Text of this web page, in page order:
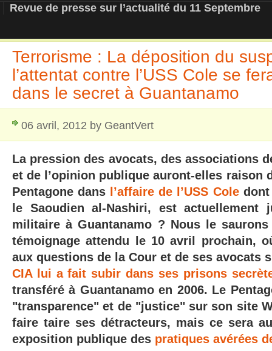
REOPEN911 – NEWS
Revue de presse sur l’actualité du 11 Septembre
Terrorisme : La déposition du
l’attentat contre l’USS Cole se
dans le secret à Guantanamo
06 avril, 2012 by GeantVert
La pression des avocats, des associations
et de l’opinion publique auront-elles raison
Pentagone dans
l’affaire de l’USS Coledont
le Saoudien al-Nashiri, est
militaire à Guantanamo ? Nous le
témoignage attendu le 10 avril prochain,
aux questions de la Cour et de ses avocats
CIA lui a fait subir dans ses prisons
transféré à Guantanamo en 2006. Le
"transparence" et de "justice" sur son site
faire taire ses détracteurs, mais ce sera
exposition publique des pratiques avérées